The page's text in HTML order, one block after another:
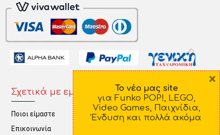
Σχετικά με εμάς
Ποιοι είμαστε
Επικοινωνία
Πληροφορίες
Τρόποι Πληρωμής
Το νέο μας site
για Funko POP!, LEGO,
Video Games, Παιχνίδια,
Ένδυση και πολλά ακόμα
×